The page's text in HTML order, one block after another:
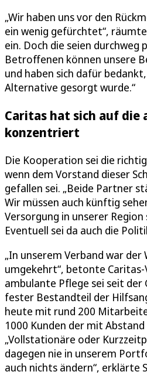
„Wir haben uns vor den
ein wenig gefürchtet“,
ein. Doch die seien durchweg
Betroffenen können unsere
und haben sich dafür
Alternative gesorgt wurde.“
Caritas hat sich auf die
konzentriert
Die Kooperation sei die
wenn dem Vorstand dieser
gefallen sei. „Beide Partner
Wir müssen auch künftig
Versorgung in unserer
Eventuell sei da auch die
„In unserem Verband war der
umgekehrt“, betonte
ambulante Pflege sei seit der
fester Bestandteil der
heute mit rund 200
1000 Kunden der mit
„Vollstationäre oder
dagegen nie in unserem
auch nichts ändern“, erklärte